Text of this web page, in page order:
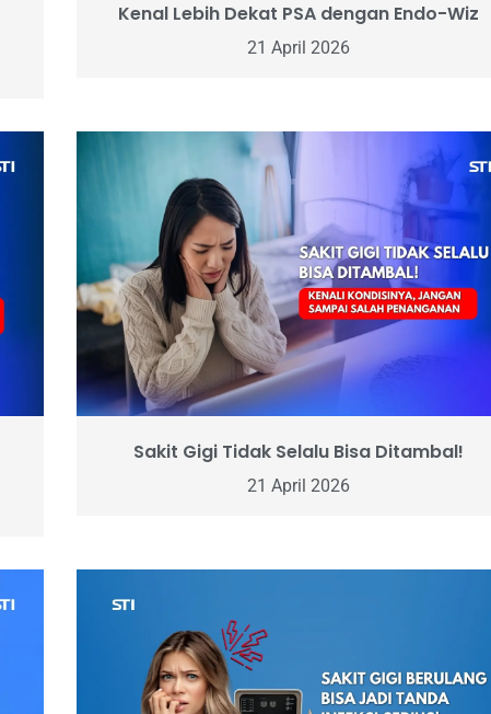
Kenal Lebih Dekat PSA dengan Endo-Wiz
21 April 2026
Sakit Gigi Tidak Selalu Bisa Ditambal!
21 April 2026